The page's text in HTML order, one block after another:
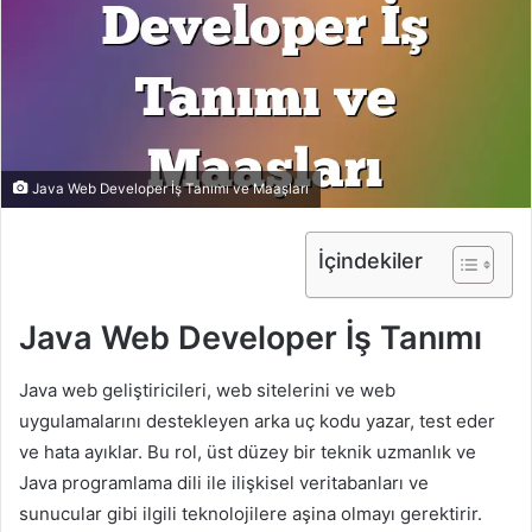
Java Web Developer İş Tanımı ve Maaşları
İçindekiler
Java Web Developer İş Tanımı
Java web geliştiricileri, web sitelerini ve web
uygulamalarını destekleyen arka uç kodu yazar, test eder
ve hata ayıklar. Bu rol, üst düzey bir teknik uzmanlık ve
Java programlama dili ile ilişkisel veritabanları ve
sunucular gibi ilgili teknolojilere aşina olmayı gerektirir.